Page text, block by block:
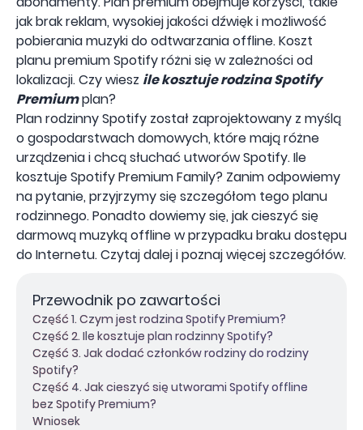
jak brak reklam, wysokiej jakości dźwięk i możliwość
pobierania muzyki do odtwarzania offline. Koszt
planu premium Spotify różni się w zależności od
lokalizacji. Czy wiesz ile kosztuje rodzina Spotify
Premiumplan?
Plan rodzinny Spotify został zaprojektowany z myślą
o gospodarstwach domowych, które mają różne
urządzenia i chcą słuchać utworów Spotify. Ile
kosztuje Spotify Premium Family? Zanim odpowiemy
na pytanie, przyjrzymy się szczegółom tego planu
rodzinnego. Ponadto dowiemy się, jak cieszyć się
darmową muzyką offline w przypadku braku dostępu
do Internetu. Czytaj dalej i poznaj więcej szczegółów.
Przewodnik po zawartości
Część 1. Czym jest rodzina Spotify Premium?
Część 2. Ile kosztuje plan rodzinny Spotify?
Część 3. Jak dodać członków rodziny do rodziny
Spotify?
Część 4. Jak cieszyć się utworami Spotify offline
bez Spotify Premium?
Wniosek